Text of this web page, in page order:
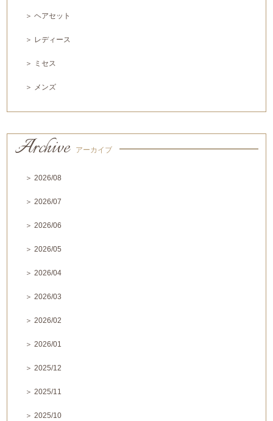
＞ ヘアセット
＞ レディース
＞ ミセス
＞ メンズ
Archive アーカイブ
＞ 2026/08
＞ 2026/07
＞ 2026/06
＞ 2026/05
＞ 2026/04
＞ 2026/03
＞ 2026/02
＞ 2026/01
＞ 2025/12
＞ 2025/11
＞ 2025/10